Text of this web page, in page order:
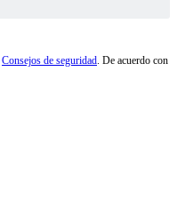
Consejos de seguridad. De acuerdo con